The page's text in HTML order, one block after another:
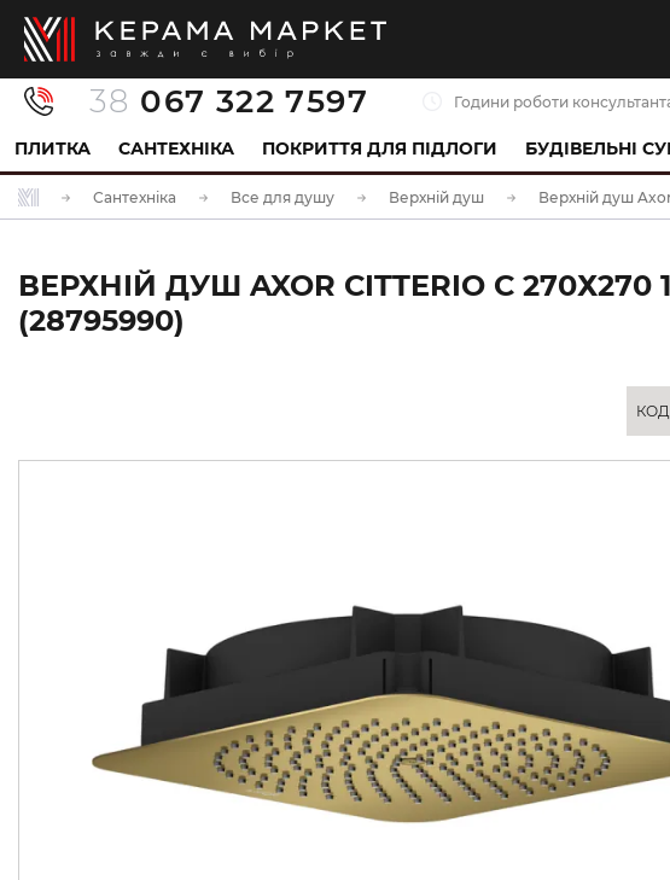
38 067 322 7597 Години роботи
ПЛИТКА САНТЕХНІКА ПОКРИТТЯ ДЛЯ ПІДЛОГИ БУДІВЕЛЬНІ
Сантехніка Все для душу Верхній душ Верхній душ
ВЕРХНІЙ ДУШ AXOR CITTERIO C 270Х270
(28795990)